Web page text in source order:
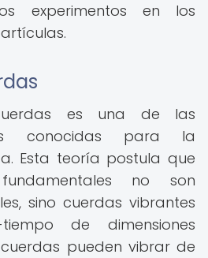
experimentos en los
es una de las
conocidas para la
Esta teoría postula que
no son
sino cuerdas vibrantes
de dimensiones
pueden vibrar de